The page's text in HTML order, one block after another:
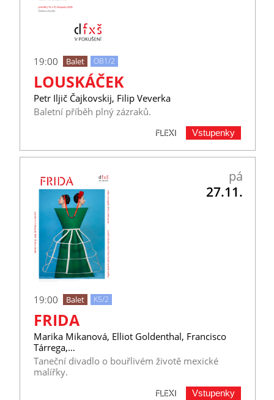
19:00 Balet OB1/2
LOUSKÁČEK
Petr Iljič Čajkovskij, Filip Veverka
Baletní příběh plný zázraků.
Vstupenky
FLEXI
pá
27.11.
19:00 Balet K5/2
FRIDA
Marika Mikanová, Elliot Goldenthal, Francisco
Tárrega,…
Taneční divadlo o bouřlivém životě mexické
malířky.
Vstupenky
FLEXI